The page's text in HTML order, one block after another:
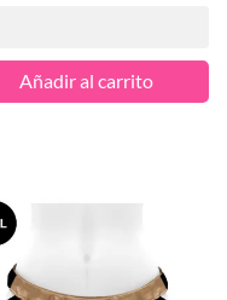
Añadir al carrito